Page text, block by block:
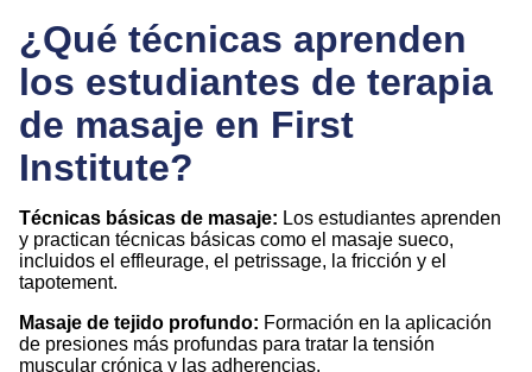
¿Qué técnicas aprenden
los estudiantes de terapia
de masaje en First
Institute?
Técnicas básicas de masaje: Los estudiantes aprenden
y practican técnicas básicas como el masaje sueco,
incluidos el effleurage, el petrissage, la fricción y el
tapotement.
Masaje de tejido profundo: Formación en la aplicación
de presiones más profundas para tratar la tensión
muscular crónica y las adherencias.